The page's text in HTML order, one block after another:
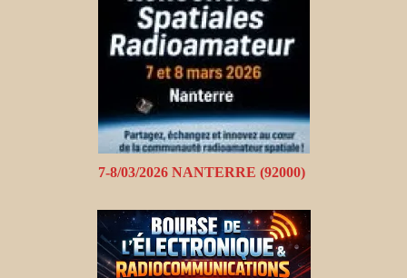
7-8/03/2026 NANTERRE (92000)